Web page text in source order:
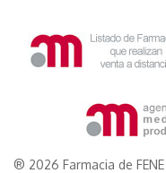
® 2026 Farmacia de FENE